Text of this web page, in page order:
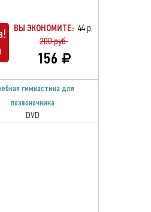
ВЫ ЭКОНОМИТЕ: 44 р.
200 руб.
156
гимнастика для
позвоночника
DVD